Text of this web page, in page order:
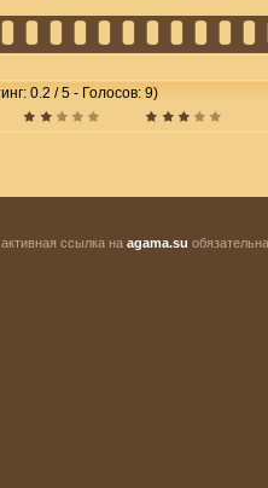
0.2 / 5 - Голосов: 9)
ссылка на agama.su